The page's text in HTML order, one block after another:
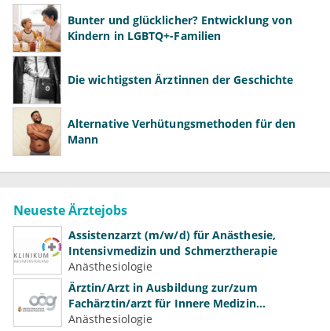
Bunter und glücklicher? Entwicklung von
Kindern in LGBTQ+-Familien
Die wichtigsten Ärztinnen der Geschichte
Alternative Verhütungsmethoden für den
Mann
Neueste Ärztejobs
Assistenzarzt (m/w/d) für Anästhesie,
Intensivmedizin und Schmerztherapie
Anästhesiologie
Ärztin/Arzt in Ausbildung zur/zum
Fachärztin/arzt für Innere Medizin
(Kardiologie, Nephrologie, Intensivmedizin)
Anästhesiologie